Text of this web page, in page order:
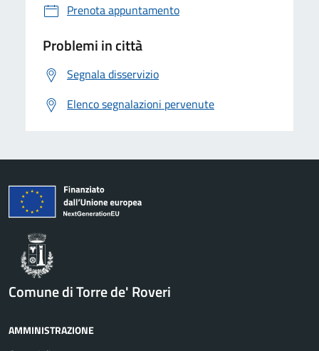
Prenota appuntamento
Problemi in città
Segnala disservizio
Elenco segnalazioni pervenute
Comune di Torre de' Roveri
AMMINISTRAZIONE